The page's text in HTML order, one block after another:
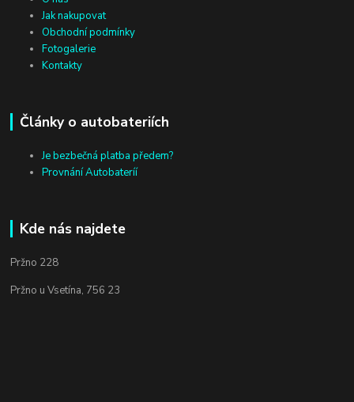
Jak nakupovat
Obchodní podmínky
Fotogalerie
Kontakty
Články o autobateriích
Je bezbečná platba předem?
Provnání Autobateríí
Kde nás najdete
Pržno 228
Pržno u Vsetína, 756 23